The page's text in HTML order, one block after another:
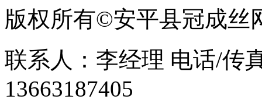
版权所有©安平县冠成丝
联系人：李经理 电话/传
13663187405